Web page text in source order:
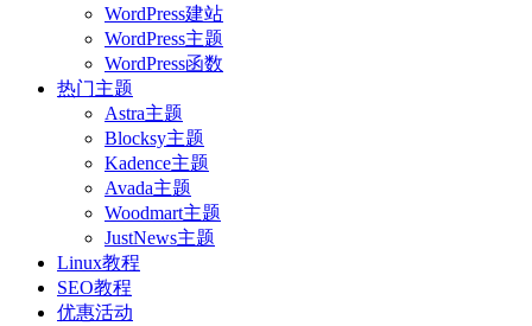
WordPress建站
WordPress主题
WordPress函数
热门主题
Astra主题
Blocksy主题
Kadence主题
Avada主题
Woodmart主题
JustNews主题
Linux教程
SEO教程
优惠活动